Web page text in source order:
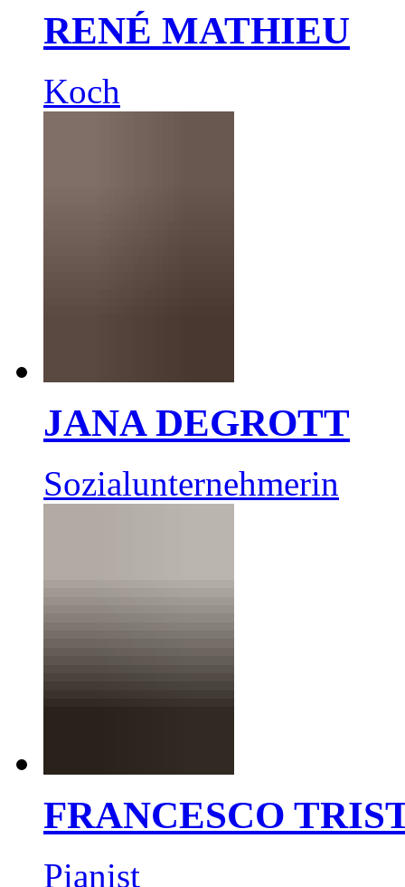
RENÉ MATHIEU
Koch
JANA DEGROTT
Sozialunternehmerin
FRANCESCO
Pianist